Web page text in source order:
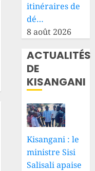
itinéraires de
dé…
8 août 2026
ACTUALITÉS
DE
KISANGANI
Kisangani : le
ministre Sisi
Salisali apaise